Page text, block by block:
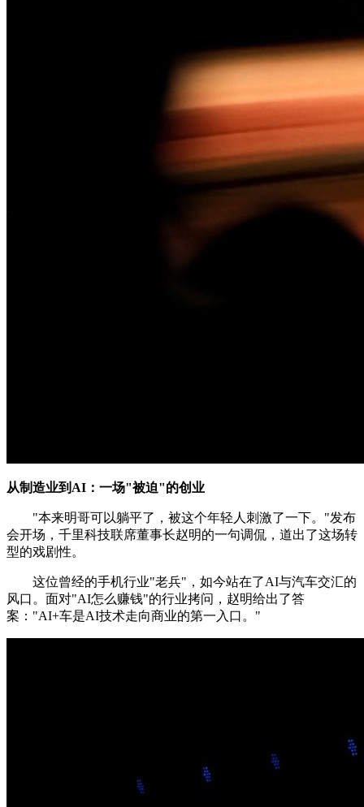
从制造业到AI：一场"被迫"的创业
"本来明哥可以躺平了，被这个年轻人刺激了一下。"发布
会开场，千里科技联席董事长赵明的一句调侃，道出了这场转
型的戏剧性。
这位曾经的手机行业"老兵"，如今站在了AI与汽车交汇的
风口。面对"AI怎么赚钱"的行业拷问，赵明给出了答
案："AI+车是AI技术走向商业的第一入口。"